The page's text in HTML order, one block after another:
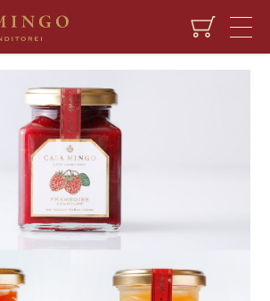
コットジャム ＆ 秋映りんごジャム セット